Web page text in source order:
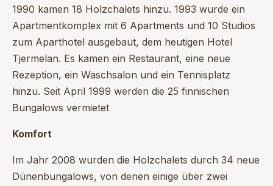
1990 kamen 18 Holzchalets hinzu. 1993 wurde ein
Apartmentkomplex mit 6 Apartments und 10 Studios
zum Aparthotel ausgebaut, dem heutigen Hotel
Tjermelan. Es kamen ein Restaurant, eine neue
Rezeption, ein Waschsalon und ein Tennisplatz
hinzu. Seit April 1999 werden die 25 finnischen
Bungalows vermietet
Komfort
Im Jahr 2008 wurden die Holzchalets durch 34 neue
Dünenbungalows, von denen einige über zwei